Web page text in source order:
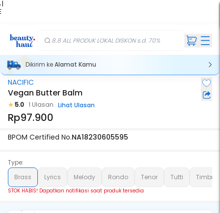
|
8.8 ALL PRODUK LOKAL DISKON s.d. 70%
Dikirim keAlamat Kamu
Stok Habis
NACIFIC
Vegan Butter Balm
5.0 1 Ulasan Lihat Ulasan
Rp97.900
BPOM Certified No.NA18230605595
Type:
Brass
Lyrics Melody Rondo Tenor Tutti Timbre
STOK HABIS! Dapatkan notifikasi saat produk tersedia